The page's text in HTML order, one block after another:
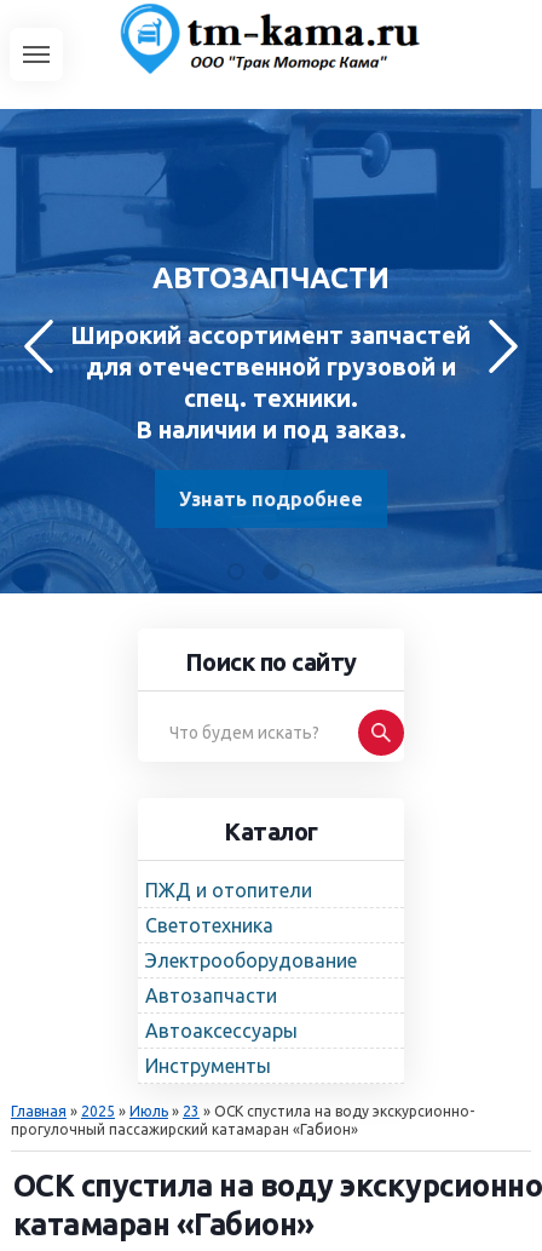
АВТОЗАПЧАСТИ
Широкий ассортимент запчастей
для отечественной грузовой и
спец. техники.
В наличии и под заказ.
Узнать подробнее
Поиск по сайту
Каталог
ПЖД и отопители
Светотехника
Электрооборудование
Автозапчасти
Автоаксессуары
Инструменты
Главная » 2025 » Июль » 23 » ОСК спустила на воду экскурсионно-
прогулочный пассажирский катамаран «Габион»
ОСК спустила на воду
катамаран «Габион»